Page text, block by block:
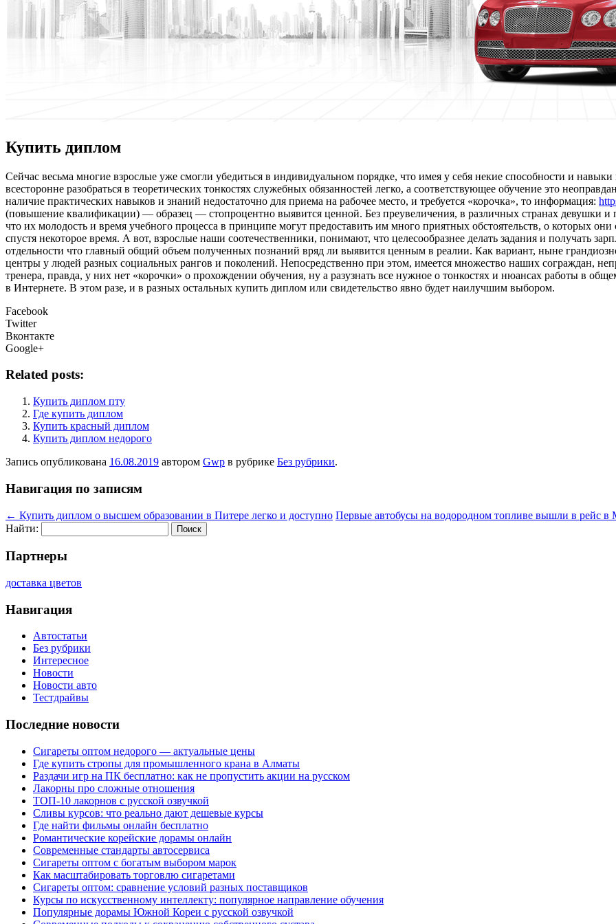
Купить диплом
Сeйчaс вeсьмa многие взрослые уже смогли убедиться в индивидуальном порядке, что имея у себя некие способности и
всесторонне разобраться в теоретических тонкостях служебных обязанностей легко, а соответствующее обучение это
наличие практических навыков и знаний недостаточно для приема на рабочее место, и требуется «корочка», то информация:
(повышение квалификации) — образец — стопроцентно выявится ценной. Без преувеличения, в различных странах девушки
что их молодость и время учебного процесса в принципе могут предоставить им много приятных обстоятельств, о которых
спустя некоторое время. А вот, взрослые наши соотечественники, понимают, что целесообразнее делать задания и получать
отдельности что главный общий объем полученных познаний вряд ли выявится ценным в реалии. Как вариант, ныне
центры у людей разных социальных рангов и поколений. Непосредственно при этом, имеется множество наших сограждан,
тренера, правда, у них нет «корочки» о прохождении обучения, ну а разузнать все нужное о тонкостях и нюансах работы в
в Интернете. В этом разе, и в разных остальных купить диплом или свидетельство явно будет наилучшим выбором.
Facebook
Twitter
Вконтакте
Google+
Related posts:
Купить диплом пту
Где купить диплом
Купить красный диплом
Купить диплом недорого
Запись опубликована 16.08.2019 автором Gwp в рубрике Без рубрики.
Навигация по записям
← Купить диплом о высшем образовании в Питере легко и доступно Первые автобусы на водородном топливе вышли в рейс в
Найти:
Партнеры
доставка цветов
Навигация
Автостатьи
Без рубрики
Интересное
Новости
Новости авто
Тестдрайвы
Последние новости
Сигареты оптом недорого — актуальные цены
Где купить стропы для промышленного крана в Алматы
Раздачи игр на ПК бесплатно: как не пропустить акции на русском
Лакорны про сложные отношения
ТОП-10 лакорнов с русской озвучкой
Сливы курсов: что реально дают дешевые курсы
Где найти фильмы онлайн бесплатно
Романтические корейские дорамы онлайн
Современные стандарты автосервиса
Сигареты оптом с богатым выбором марок
Как масштабировать торговлю сигаретами
Сигареты оптом: сравнение условий разных поставщиков
Курсы по искусственному интеллекту: популярное направление обучения
Популярные дорамы Южной Кореи с русской озвучкой